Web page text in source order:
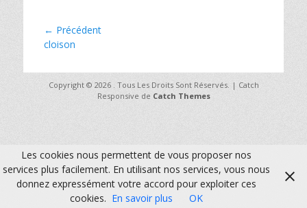
Navigation
de
← Précédent
Article
cloison
Copyright © 2026 . Tous Les Droits Sont Réservés. | Catch
Responsive de Catch Themes
Les cookies nous permettent de vous proposer nos
services plus facilement. En utilisant nos services, vous nous
donnez expressément votre accord pour exploiter ces
cookies. En savoir plus OK